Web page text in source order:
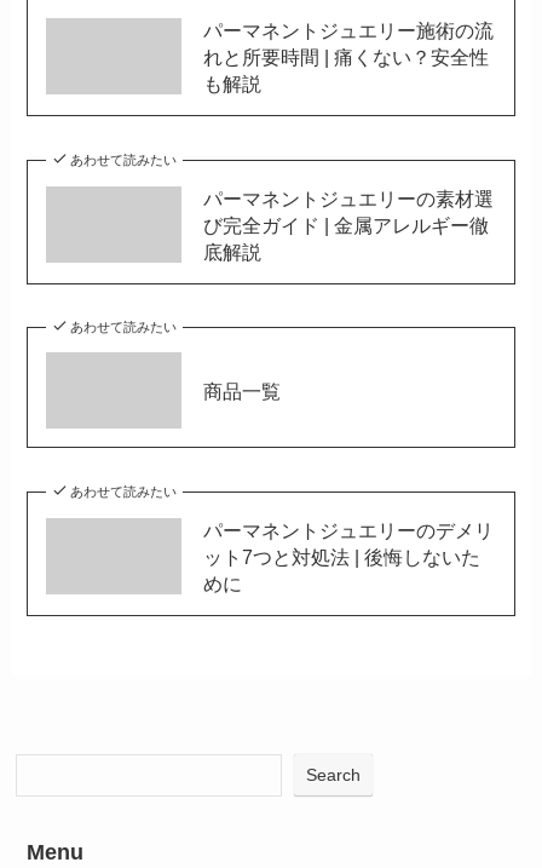
パーマネントジュエリー施術の流
れと所要時間 | 痛くない？安全性
も解説
あわせて読みたい
パーマネントジュエリーの素材選
び完全ガイド | 金属アレルギー徹
底解説
あわせて読みたい
商品一覧
あわせて読みたい
パーマネントジュエリーのデメリ
ット7つと対処法 | 後悔しないた
めに
Search
Menu